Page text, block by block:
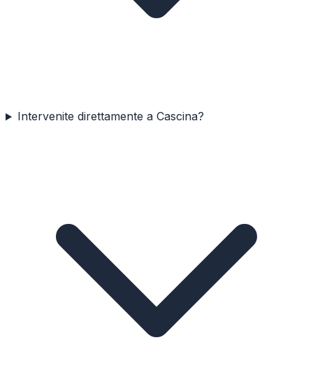
Intervenite direttamente a Cascina?